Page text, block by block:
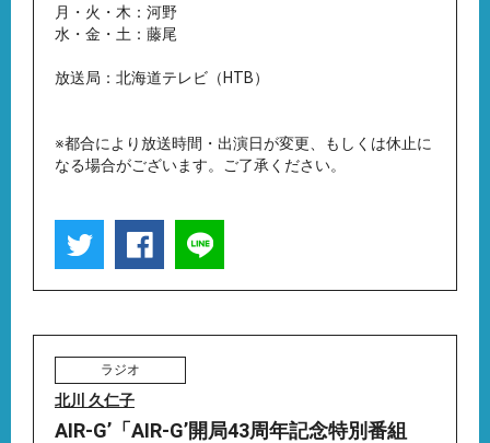
月・火・木：河野
水・金・土：藤尾
放送局：北海道テレビ（HTB）
※都合により放送時間・出演日が変更、もしくは休止に
なる場合がございます。ご了承ください。
ラジオ
北川 久仁子
AIR-G’「AIR-G’開局43周年記念特別番組